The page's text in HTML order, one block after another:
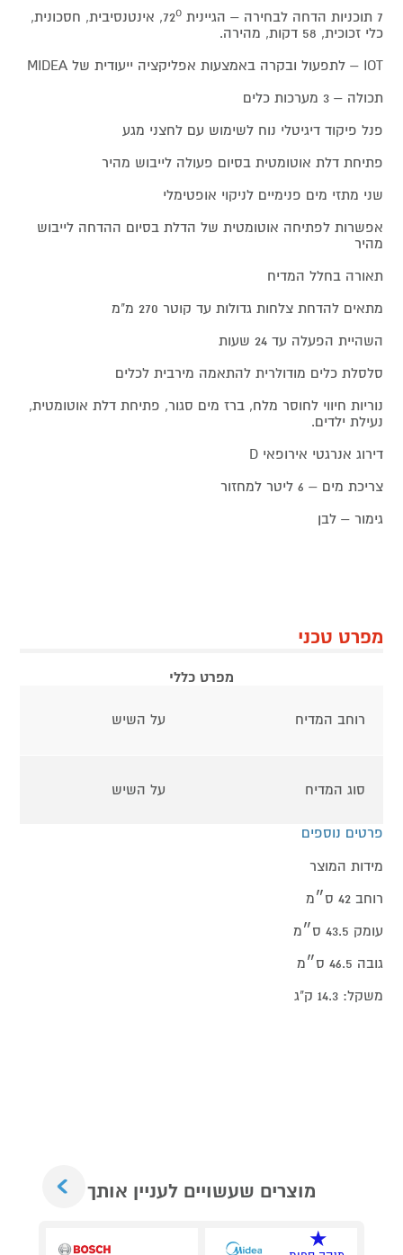
7 תוכניות הדחה לבחירה – הגיינית 72⁰, אינטנסיבית, חסכונית,
כלי זכוכית, 58 דקות, מהירה.
IOT – לתפעול ובקרה באמצעות אפליקציה ייעודית של MIDEA
תכולה – 3 מערכות כלים
פנל פיקוד דיגיטלי נוח לשימוש עם לחצני מגע
פתיחת דלת אוטומטית בסיום פעולה לייבוש מהיר
שני מתזי מים פנימיים לניקוי אופטימלי
אפשרות לפתיחה אוטומטית של הדלת בסיום ההדחה לייבוש
מהיר
תאורה בחלל המדיח
מתאים להדחת צלחות גדולות עד קוטר 270 מ"מ
השהיית הפעלה עד 24 שעות
סלסלת כלים מודולרית להתאמה מירבית לכלים
נוריות חיווי לחוסר מלח, ברז מים סגור, פתיחת דלת אוטומטית,
נעילת ילדים.
דירוג אנרגטי אירופאי D
צריכת מים – 6 ליטר למחזור
גימור – לבן
מפרט טכני
מפרט כללי
רוחב המדיח על השיש
סוג המדיח על השיש
פרטים נוספים
מידות המוצר
רוחב 42 ס״מ
עומק 43.5 ס״מ
גובה 46.5 ס״מ
משקל: 14.3 ק"ג
מוצרים שעשויים לעניין אותך